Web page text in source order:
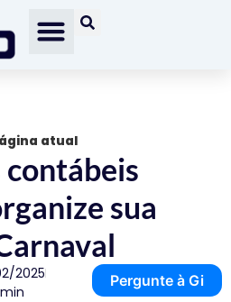
atual
sua
2025
Pergunte à Gi